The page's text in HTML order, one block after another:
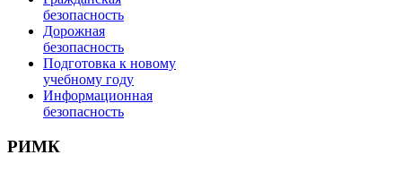
безопасность
Дорожная
безопасность
Подготовка к новому
учебному году
Информационная
безопасность
РИМК